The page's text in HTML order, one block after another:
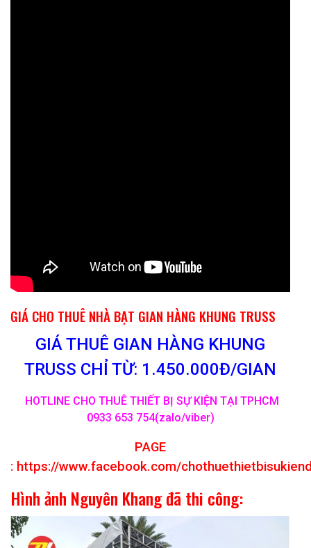
GIÁ CHO THUÊ NHÀ BẠT GIAN HÀNG KHUNG TRUSS
GIÁ THUÊ GIAN HÀNG KHUNG
TRUSS CHỈ TỪ: 1.450.000Đ/GIAN
HOTLINE CHO THUÊ THIẾT BỊ SỰ KIỆN TẠI TPHCM
0933 653 754(zalo/viber)
PAGE
: https://www.facebook.com/
Hình ảnh Nguyên Khang đã thi công: